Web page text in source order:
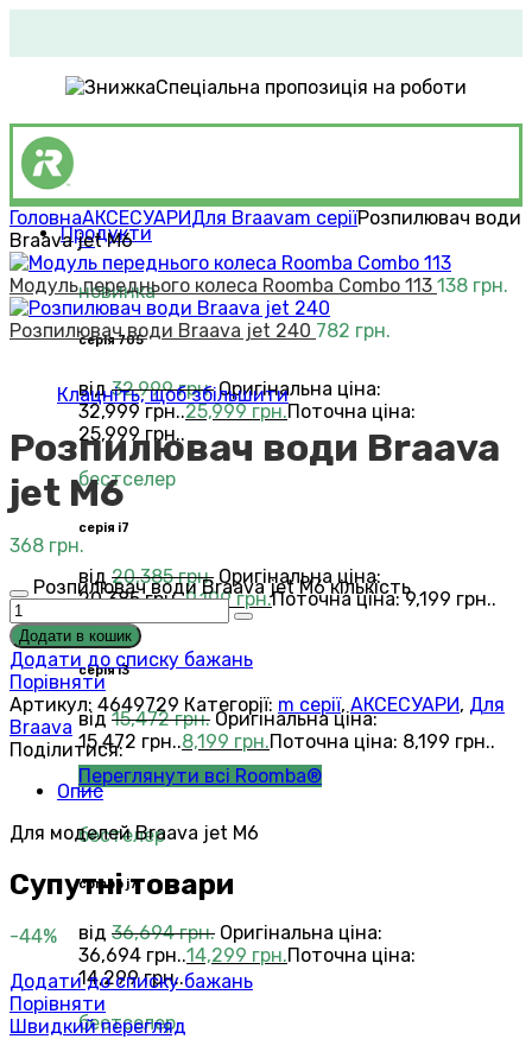
Спеціальна пропозиція на роботи
Продукти
новинка
серія 705
від32,999грн. Оригінальна ціна:
32,999 грн..25,999 грн.Поточна ціна:
25,999 грн..
бестселер
серія i7
від 20,385грн. Оригінальна ціна:
20,385 грн..9,199грн.Поточна ціна: 9,199 грн..
серія i3
від 15,472грн. Оригінальна ціна:
15,472 грн..8,199 грн.Поточна ціна: 8,199 грн..
Переглянути всі Roomba®
бестелер
combo j7
від 36,694грн. Оригінальна ціна:
36,694 грн..14,299 грн.Поточна ціна:
14,299 грн..
бестселер
ГоловнаАКСЕСУАРИДля Braavam серіїРозпилювач води
Braava jet M6
Модуль переднього колеса Roomba Combo 113 138 грн.
Розпилювач води Braava jet 240 782 грн.
Клацніть, щоб збільшити
Розпилювач води Braava
jet M6
368 грн.
Розпилювач води Braava jet M6 кількість
Додати в кошик
Додати до списку бажань
Порівняти
Артикул: 4649729 Категорії: m серії, АКСЕСУАРИ, Для
Braava
Поділитися:
Опис
Для моделей Braava jet M6
Супутні товари
-44%
Додати до списку бажань
Порівняти
Швидкий перегляд